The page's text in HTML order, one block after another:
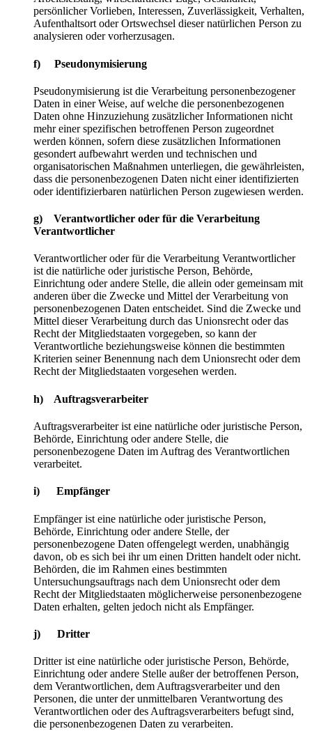
persönlicher Vorlieben, Interessen, Zuverlässigkeit, Verhalten,
Aufenthaltsort oder Ortswechsel dieser natürlichen Person zu
analysieren oder vorherzusagen.
f) Pseudonymisierung
Pseudonymisierung ist die Verarbeitung personenbezogener
Daten in einer Weise, auf welche die personenbezogenen
Daten ohne Hinzuziehung zusätzlicher Informationen nicht
mehr einer spezifischen betroffenen Person zugeordnet
werden können, sofern diese zusätzlichen Informationen
gesondert aufbewahrt werden und technischen und
organisatorischen Maßnahmen unterliegen, die gewährleisten,
dass die personenbezogenen Daten nicht einer identifizierten
oder identifizierbaren natürlichen Person zugewiesen werden.
g) Verantwortlicher oder für die Verarbeitung
Verantwortlicher
Verantwortlicher oder für die Verarbeitung Verantwortlicher
ist die natürliche oder juristische Person, Behörde,
Einrichtung oder andere Stelle, die allein oder gemeinsam mit
anderen über die Zwecke und Mittel der Verarbeitung von
personenbezogenen Daten entscheidet. Sind die Zwecke und
Mittel dieser Verarbeitung durch das Unionsrecht oder das
Recht der Mitgliedstaaten vorgegeben, so kann der
Verantwortliche beziehungsweise können die bestimmten
Kriterien seiner Benennung nach dem Unionsrecht oder dem
Recht der Mitgliedstaaten vorgesehen werden.
h) Auftragsverarbeiter
Auftragsverarbeiter ist eine natürliche oder juristische Person,
Behörde, Einrichtung oder andere Stelle, die
personenbezogene Daten im Auftrag des Verantwortlichen
verarbeitet.
i) Empfänger
Empfänger ist eine natürliche oder juristische Person,
Behörde, Einrichtung oder andere Stelle, der
personenbezogene Daten offengelegt werden, unabhängig
davon, ob es sich bei ihr um einen Dritten handelt oder nicht.
Behörden, die im Rahmen eines bestimmten
Untersuchungsauftrags nach dem Unionsrecht oder dem
Recht der Mitgliedstaaten möglicherweise personenbezogene
Daten erhalten, gelten jedoch nicht als Empfänger.
j) Dritter
Dritter ist eine natürliche oder juristische Person, Behörde,
Einrichtung oder andere Stelle außer der betroffenen Person,
dem Verantwortlichen, dem Auftragsverarbeiter und den
Personen, die unter der unmittelbaren Verantwortung des
Verantwortlichen oder des Auftragsverarbeiters befugt sind,
die personenbezogenen Daten zu verarbeiten.